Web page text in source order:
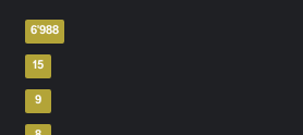
6٬988
15
9